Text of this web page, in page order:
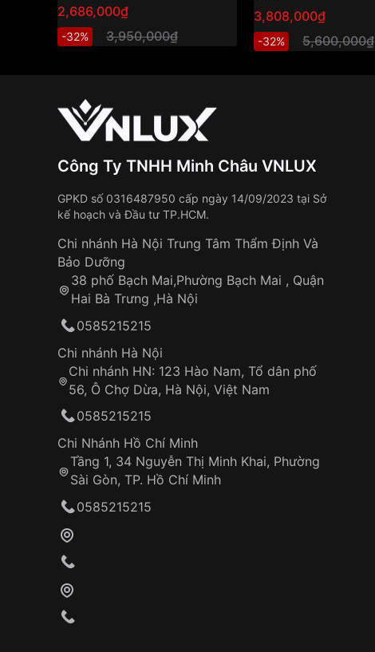
2,686,000₫
-32% 3,950,000₫
3,808,000₫
-32% 5,600,000₫
Công Ty TNHH Minh Châu VNLUX
GPKD số 0316487950 cấp ngày 14/09/2023 tại Sở
kế hoạch và Đầu tư TP.HCM.
Chi nhánh Hà Nội Trung Tâm Thẩm Định Và
Bảo Dưỡng
38 phố Bạch Mai,Phường Bạch Mai , Quận
Hai Bà Trưng ,Hà Nội
0585215215
Chi nhánh Hà Nội
Chi nhánh HN: 123 Hào Nam, Tổ dân phố
56, Ô Chợ Dừa, Hà Nội, Việt Nam
0585215215
Chi Nhánh Hồ Chí Minh
Tầng 1, 34 Nguyễn Thị Minh Khai, Phường
Sài Gòn, TP. Hồ Chí Minh
0585215215